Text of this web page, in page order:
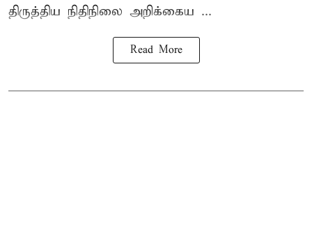
திருத்திய நிதிநிலை அறிக்கைய ...
Read More